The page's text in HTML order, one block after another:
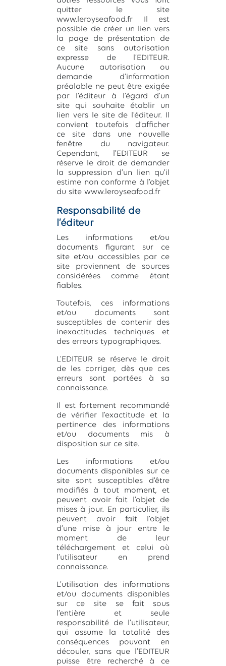
quitter le site
www.leroyseafood.fr Il est
possible de créer un lien vers
la page de présentation de
ce site sans autorisation
expresse de l’EDITEUR.
Aucune autorisation ou
demande d’information
préalable ne peut être exigée
par l’éditeur à l’égard d’un
site qui souhaite établir un
lien vers le site de l’éditeur. Il
convient toutefois d’afficher
ce site dans une nouvelle
fenêtre du navigateur.
Cependant, l’EDITEUR se
réserve le droit de demander
la suppression d’un lien qu’il
estime non conforme à l’objet
du site www.leroyseafood.fr
Responsabilité de
l’éditeur
Les informations et/ou
documents figurant sur ce
site et/ou accessibles par ce
site proviennent de sources
considérées comme étant
fiables.
Toutefois, ces informations
et/ou documents sont
susceptibles de contenir des
inexactitudes techniques et
des erreurs typographiques.
L’EDITEUR se réserve le droit
de les corriger, dès que ces
erreurs sont portées à sa
connaissance.
Il est fortement recommandé
de vérifier l’exactitude et la
pertinence des informations
et/ou documents mis à
disposition sur ce site.
Les informations et/ou
documents disponibles sur ce
site sont susceptibles d’être
modifiés à tout moment, et
peuvent avoir fait l’objet de
mises à jour. En particulier, ils
peuvent avoir fait l’objet
d’une mise à jour entre le
moment de leur
téléchargement et celui où
l’utilisateur en prend
connaissance.
L’utilisation des informations
et/ou documents disponibles
sur ce site se fait sous
l’entière et seule
responsabilité de l’utilisateur,
qui assume la totalité des
conséquences pouvant en
découler, sans que l’EDITEUR
puisse être recherché à ce